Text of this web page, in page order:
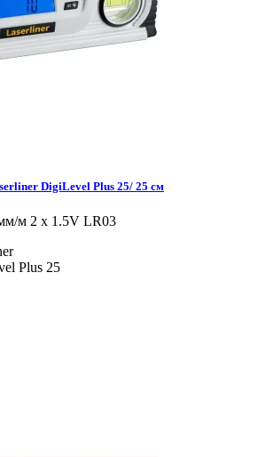
DigiLevel Plus 25/ 25 см
м 2 x 1.5V LR03
Plus 25